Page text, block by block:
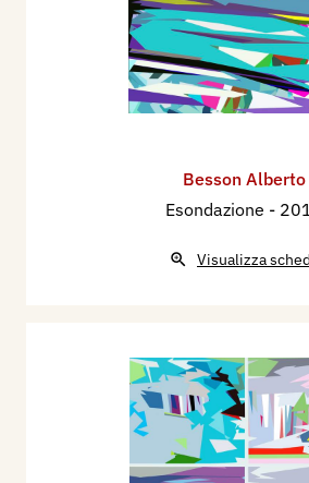
Besson Alberto
Esondazione -
Visualizza